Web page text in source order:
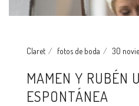
Claret fotos de boda 30
MAMEN Y RUBÉN
ESPONTÁNEA